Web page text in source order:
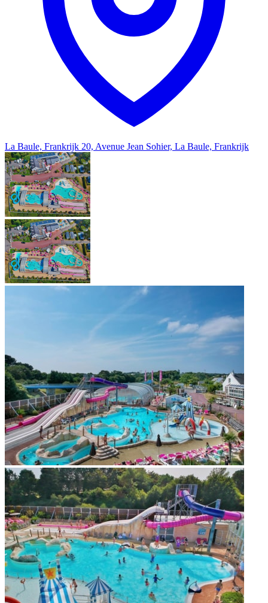
La Baule, Frankrijk 20, Avenue Jean Sohier, La Baule, Frankrijk